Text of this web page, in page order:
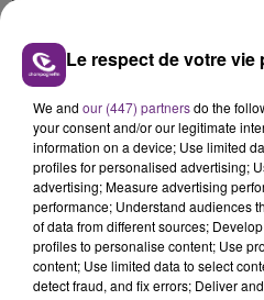
Bar-sur-Seine au
Merci de partager
information.
FIL D'ACTU
Le respect de votre
We and our (447) partnersdo the
your consent and/or our legitimate
information on a device; Use limited
profiles for personalised advertising;
advertising; Measure advertising
performance; Understand audiences
of data from different sources;
profiles to personalise content; Use
content; Use limited data to select
detect fraud, and fix errors; Deliver